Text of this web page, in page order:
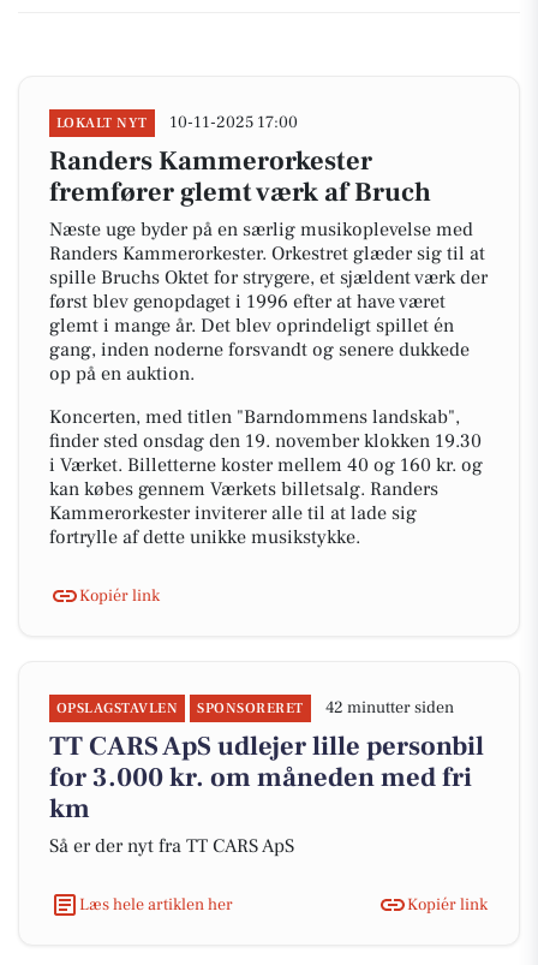
LOKALT NYT 10-11-2025 17:00
Randers Kammerorkester
fremfører glemt værk af Bruch
Næste uge byder på en særlig musikoplevelse med
Randers Kammerorkester. Orkestret glæder sig til at
spille Bruchs Oktet for strygere, et sjældent værk der
først blev genopdaget i 1996 efter at have været
glemt i mange år. Det blev oprindeligt spillet én
gang, inden noderne forsvandt og senere dukkede
op på en auktion.
Koncerten, med titlen "Barndommens landskab",
finder sted onsdag den 19. november klokken 19.30
i Værket. Billetterne koster mellem 40 og 160 kr. og
kan købes gennem Værkets billetsalg. Randers
Kammerorkester inviterer alle til at lade sig
fortrylle af dette unikke musikstykke.
Kopiér link
OPSLAGSTAVLEN SPONSORERET 42 minutter siden
TT CARS ApS udlejer lille personbil
for 3.000 kr. om måneden med fri
km
Så er der nyt fra TT CARS ApS
Læs hele artiklen her Kopiér link